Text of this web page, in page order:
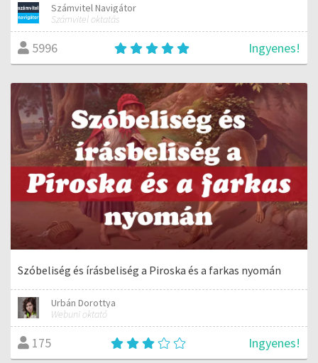
Számvitel Navigátor
Számvitel oktatás
5996 Ingyenes!
Szóbeliség és írásbeliség a Piroska és a farkas nyomán
Urbán Dorottya
Webuni oktató
175 Ingyenes!